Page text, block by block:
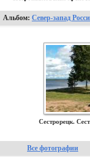
Альбом: Север-запад
Сестрорецк.
Все фотографии